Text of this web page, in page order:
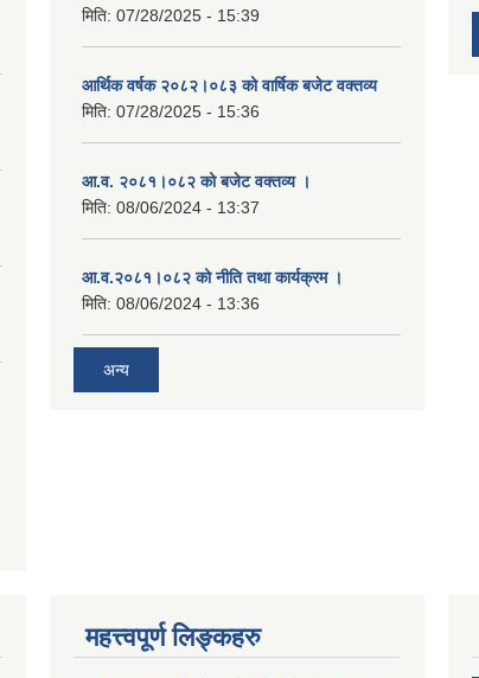
मिति: 07/28/2025 - 15:39
आर्थिक वर्षक २०८२।०८३ को वार्षिक बजेट वक्तव्य
मिति: 07/28/2025 - 15:36
आ.व. २०८१।०८२ को बजेट वक्तव्य ।
मिति: 08/06/2024 - 13:37
आ.व.२०८१।०८२ को नीति तथा कार्यक्रम ।
मिति: 08/06/2024 - 13:36
अन्य
महत्त्वपूर्ण लिङ्कहरु